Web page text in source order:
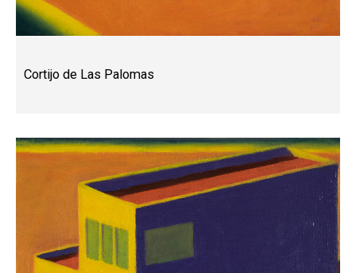
Cortijo de Las Palomas